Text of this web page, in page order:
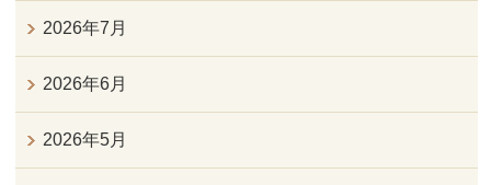
2026年7月
2026年6月
2026年5月